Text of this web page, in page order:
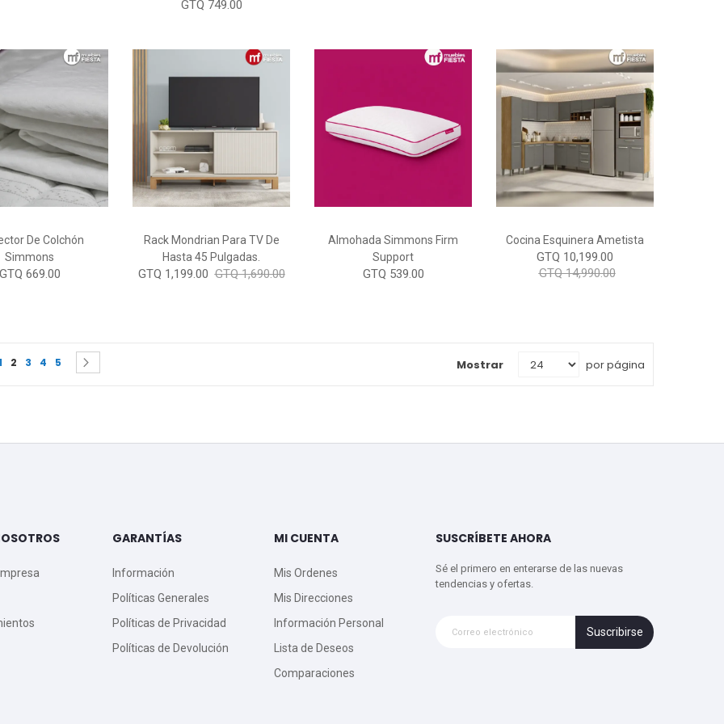
GTQ 749.00
De Colchón
Simmons
GTQ 669.00
Rack Mondrian Para TV De
Hasta 45 Pulgadas.
GTQ 1,199.00 GTQ 1,690.00
Almohada Simmons Firm
Support
GTQ 539.00
Cocina Esquinera Ametista
GTQ 10,199.00
GTQ 14,990.00
You're currently reading page
2 Page
3 Page
4 Page
5 Page
Mostrar por página
GARANTÍAS
Información
Políticas Generales
Políticas de Privacidad
Políticas de Devolución
MI CUENTA
Mis Ordenes
Mis Direcciones
Información Personal
Lista de Deseos
Comparaciones
SUSCRÍBETE AHORA
Sé el primero en enterarse de las nuevas
tendencias y ofertas.
Suscribirse